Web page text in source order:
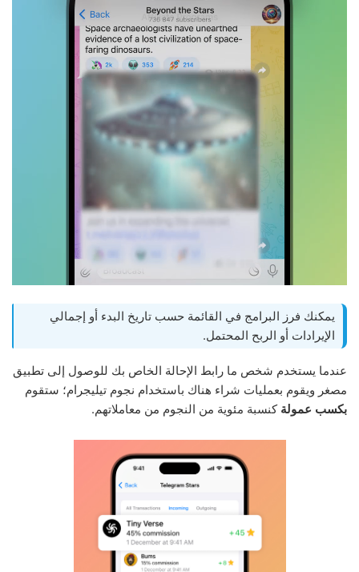
يمكنك فرز البرامج في القائمة حسب تاريخ البدء أو إجمالي
الإيرادات أو الربح المحتمل.
عندما يستخدم شخص ما رابط الإحالة الخاص بك للوصول إلى تطبيق
مصغر ويقوم بعمليات شراء هناك باستخدام نجوم تيليجرام؛ ستقوم
بكسب عمولة كنسبة مئوية من النجوم من معاملاتهم.